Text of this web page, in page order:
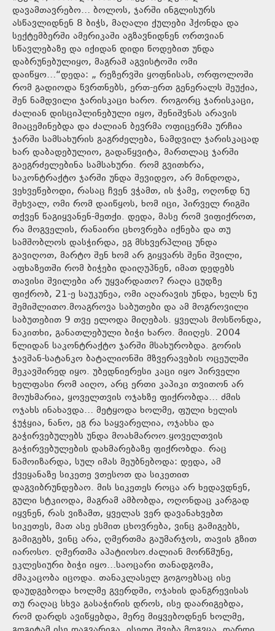
დავამთავრებო… ბოლოს, ჯარში ინგლისურს
ასწავლიდნენ 8 ბიჭს, მაღალი ქულები ჰქონდა და
სექტემბერში ამერიკაში აგზავნიდნენ ორთვიან
სწავლებაზე და იქიდან დიდი წოდებით უნდა
დაბრუნებულიყო, მაგრამ აგვისტოში ომი
დაიწყო…“დედა: „ რეზერვში ყოფნისას, ორფოლოში
რომ გადიოდა წვრთნებს, ერთ-ერთ გენერალს შეუქია,
შენ ნამდვილი ჯარისკაცი ხარო. როგორც ჯარისკაცი,
ძალიან დისციპლინებული იყო, შენიშვნას არავის
მიაცემინებდა და ძალიან ბევრმა ოფიცერმა ურჩია
ჯარში სამსახურის გაგრძელება, ნამდვილ ჯარისკაცად
ხარ დაბადებულიო, გადაწყვიტა, მართლაც ჯარში
გაეგრძელებინა სამსახური. რომ გვითხრა,
საკონტრაქტო ჯარში უნდა შევიდეო, არ მინდოდა,
ვეხვეწებოდი, რასაც ჩვენ ვჭამთ, ის ჭამე, ოღონდ ნუ
შეხვალ, ომი რომ დაიწყოს, ხომ იცი, პირველ რიგში
თქვენ წაგიყვანენ-მეთქი. დედა, მასე რომ ვიფიქროთ,
რა მოგველის, რანაირი ცხოვრება იქნება და თუ
სამშობლოს დასჭირდა, ეგ მსხვერპლიც უნდა
გავიღოთ, მარტო შენ ხომ არ გიყვარს შენი შვილი,
აფხაზეთში რომ ბიჭები დაიღუპნენ, იმათ დედებს
თავისი შვილები არ უყვარდათო? რაღა ცუდზე
ფიქრობ, 21-ე საუკუნეა, ომი აღარავის უნდა, ხელს ნუ
შემიშლითო.მოაგროვა საბუთები და ამ მოგროვილი
საბუთებით 9 თვე ელოდა მიღებას. ყველას მოსწონდა,
ნაკითხი, განათლებული ბიჭი ხარო. მიიღეს. 2004
წლიდან საკონტრაქტო ჯარში მსახურობდა. გორის
ჯავშან-სატანკო ბატალიონში მზვერავების ოცეულში
მეკავშირედ იყო. უბედნიერესი კაცი იყო პირველი
ხელფასი რომ აიღო, არც ერთი კაპიკი თვითონ არ
მოუხმარია, ყოველთვის ოჯახზე ფიქრობდა… ძმის
ოჯახს ინახავდა… მეტყოდა ხოლმე, ფული ხელის
ჭუჭყია, ნანო, ეგ რა საყვარელია, ოჯახსა და
გაჭირვებულებს უნდა მოახმაროო.ყოველთვის
გაჭირვებულების დახმარებაზე ფიქრობდა. რაც
წამოიზარდა, სულ იმას მეუბნებოდა: დედა, ამ
ქვეყანაზე სიკეთე ვთესოთ და სიკეთით
დაგვიბრუნდებაო. მის სიკეთეს როცა არ ხედავდნენ,
გული სტკიოდა, მაგრამ ამბობდა, ოღონდაც კარგად
იყვნენ, რას ვიზამთ, ყველას ვერ დავანახვებთ
სიკეთეს, მათ ასე ესმით ცხოვრება, ვინც გამიგებს,
გამიგებს, ვინც არა, ღმერთმა გაუმარჯოს, თავის გზით
იაროსო. ღმერთმა აპატიოსო.ძალიან მორწმუნე,
ეკლესიური ბიჭი იყო…საოცარი თანადგომა,
ძმაკაცობა იცოდა. თანაკლასელ გოგოებსაც ისე
დაუდგებოდა ხოლმე გვერდში, ოჯახის დანგრევისას
თუ რაღაც სხვა გასაჭირის დროს, ისე დაარიგებდა,
რომ დარდს ავიწყებდა, მერე მიყვებოდნენ ხოლმე,